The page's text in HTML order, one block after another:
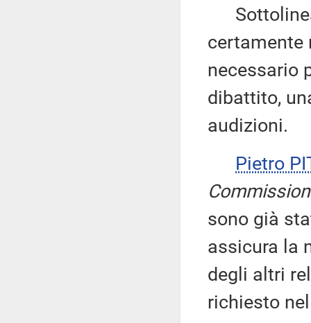
certamente
necessario
dibattito,
audizioni.
Pietro
sono già
assicura la
degli altri
richiesto